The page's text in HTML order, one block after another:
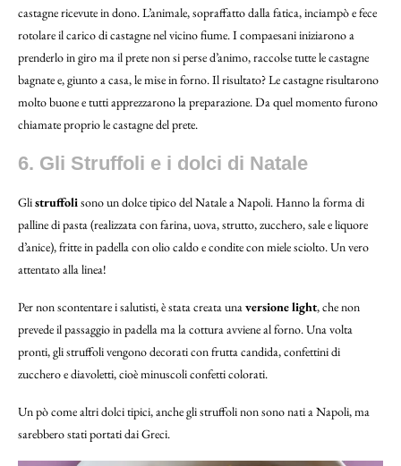
castagne ricevute in dono. L’animale, sopraffatto dalla fatica, inciampò e fece
rotolare il carico di castagne nel vicino fiume. I compaesani iniziarono a
prenderlo in giro ma il prete non si perse d’animo, raccolse tutte le castagne
bagnate e, giunto a casa, le mise in forno. Il risultato? Le castagne risultarono
molto buone e tutti apprezzarono la preparazione. Da quel momento furono
chiamate proprio le castagne del prete.
6. Gli Struffoli e i dolci di Natale
Glistruffolisono un dolce tipico del Natale a Napoli. Hanno la forma di
palline di pasta (realizzata con farina, uova, strutto, zucchero, sale e liquore
d’anice), fritte in padella con olio caldo e condite con miele sciolto. Un vero
attentato alla linea!
Per non scontentare i salutisti, è stata creata unaversione light, che non
prevede il passaggio in padella ma la cottura avviene al forno. Una volta
pronti, gli struffoli vengono decorati con frutta candida, confettini di
zucchero e diavoletti, cioè minuscoli confetti colorati.
Un pò come altri dolci tipici, anche gli struffoli non sono nati a Napoli, ma
sarebbero stati portati dai Greci.